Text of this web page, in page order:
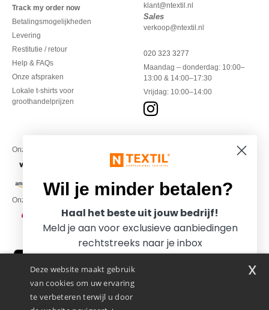
Track my order now
Betalingsmogelijkheden
Levering
Restitutie / retour
Help & FAQs
Onze afspraken
Lokale t-shirts voor
groothandelprijzen
klant@ntextil.nl
Sales
verkoop@ntextil.nl
020 323 3277
Maandag – donderdag: 10:00–
13:00 & 14:00–17:30
Vrijdag: 10:00–14:00
Onze financiële partners
Onze transporteurs
Deze website maakt gebruik
van cookies om uw ervaring
te verbeteren terwijl u door
x
Wil je minder betalen?
Haal het beste uit jouw bedrijf!
Meld je aan voor exclusieve aanbiedingen
rechtstreeks naar je inbox